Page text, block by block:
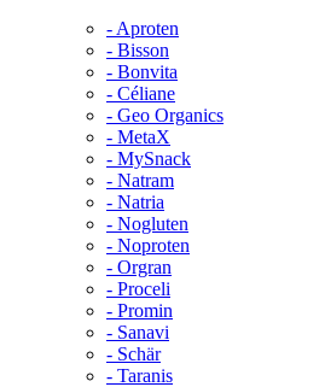
- Aproten
- Bisson
- Bonvita
- Céliane
- Geo Organics
- MetaX
- MySnack
- Natram
- Natria
- Nogluten
- Noproten
- Orgran
- Proceli
- Promin
- Sanavi
- Schär
- Taranis